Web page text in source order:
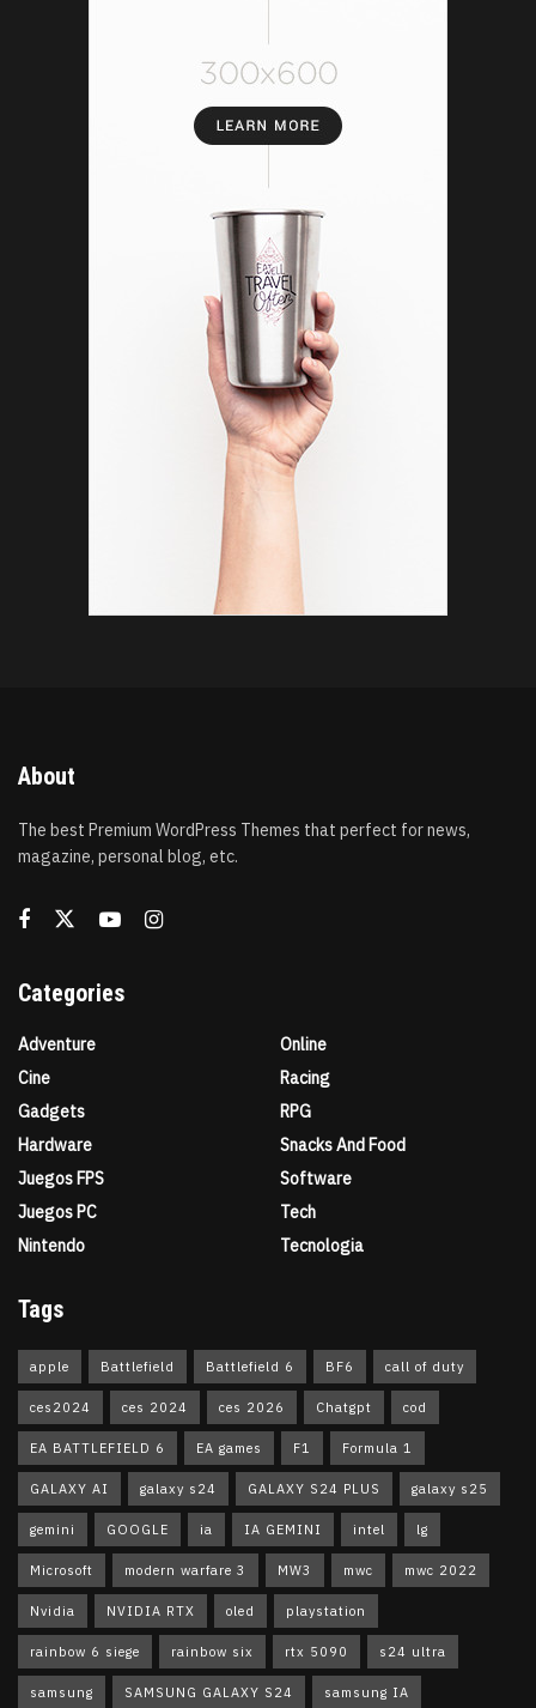
About
The best Premium WordPress Themes that perfect for news,
magazine, personal blog, etc.
Categories
Adventure
Cine
Gadgets
Hardware
Juegos FPS
Juegos PC
Nintendo
Online
Racing
RPG
Snacks And Food
Software
Tech
Tecnologia
Tags
apple Battlefield Battlefield 6 BF6 call of duty
ces2024 ces 2024 ces 2026 Chatgpt cod
EA BATTLEFIELD 6 EA games F1 Formula 1
GALAXY AI galaxy s24 GALAXY S24 PLUS galaxy s25
gemini GOOGLE ia IA GEMINI intel lg
Microsoft modern warfare 3 MW3 mwc mwc 2022
Nvidia NVIDIA RTX oled playstation
rainbow 6 siege rainbow six rtx 5090 s24 ultra
samsung SAMSUNG GALAXY S24 samsung IA